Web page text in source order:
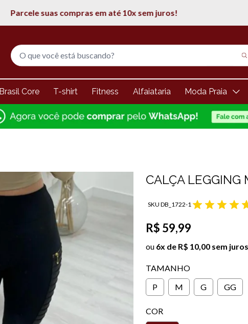
5% de desconto na 1° compra
Brasil Core T-shirt Fitness Alfaiataria Moda Praia
CALÇA LEGGING
SKU DB_1722-1
R$ 59,99
ou 6x de R$ 10,00 sem juros
TAMANHO
P
M G GG
COR